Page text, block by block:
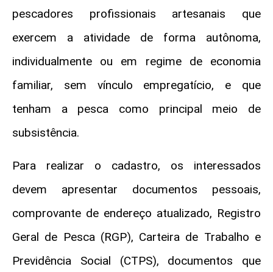
pescadores profissionais artesanais que
exercem a atividade de forma autônoma,
individualmente ou em regime de economia
familiar, sem vínculo empregatício, e que
tenham a pesca como principal meio de
subsistência.
Para realizar o cadastro, os interessados
devem apresentar documentos pessoais,
comprovante de endereço atualizado, Registro
Geral de Pesca (RGP), Carteira de Trabalho e
Previdência Social (CTPS), documentos que